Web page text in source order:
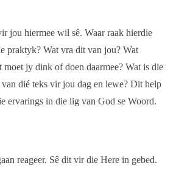
jou hiermee wil sê. Waar raak hierdie
praktyk? Wat vra dit van jou? Wat
jy dink of doen daarmee? Wat is die
dié teks vir jou dag en lewe? Dit help
ervarings in die lig van God se Woord.
reageer. Sê dit vir die Here in gebed.